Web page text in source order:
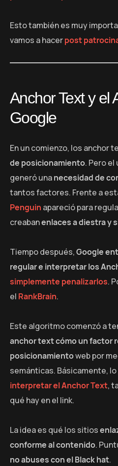
Esto también es muy
vamos a hacerpost
Anchor Text y el
Google
En un comienzo, los anchor
de posicionamiento. Pero el
generó unanecesidad de
tantos factores. Frente a
Penguin apareció para
creabanenlaces a diestra y
Tiempo después,Google
regular e interpretar los
simplemente penalizarlos.
el RankBrain.
Este algoritmo comenzó a
anchor text cómo un factor
posicionamientoweb por
semánticas. Básicamente,
interpretar el Anchor Text,
qué hay en el link.
La idea es qué los sitios
conforme al contenido.
no abuses con el Black hat.